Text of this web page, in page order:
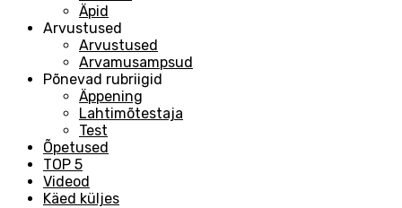
Äpid
Arvustused
Arvustused
Arvamusampsud
Põnevad rubriigid
Äppening
Lahtimõtestaja
Test
Õpetused
TOP 5
Videod
Käed küljes